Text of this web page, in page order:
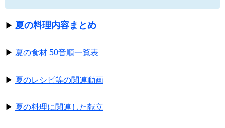
▶ 夏の料理内容まとめ
▶ 夏の食材 50音順一覧表
▶ 夏のレシピ等の関連動画
▶ 夏の料理に関連した献立